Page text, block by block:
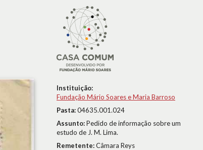
Instituição:
Fundação Mário Soares e Maria Barroso
Pasta:04635.001.024
Assunto:Pedido de informação sobre um
estudo de J. M. Lima.
Remetente:Câmara Reys